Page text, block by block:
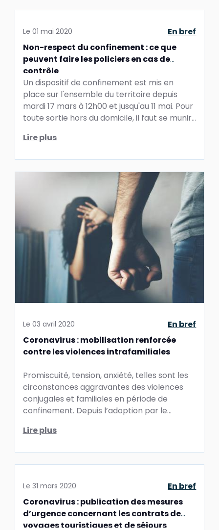
Le 01 mai 2020
En bref
Non-respect du confinement : ce que
peuvent faire les policiers en cas de
contrôle
Un dispositif de confinement est mis en
place sur l'ensemble du territoire depuis
mardi 17 mars à 12h00 et jusqu'au 11 mai. Pour
toute sortie hors du domicile, il faut se munir
Lire plus
Le 03 avril 2020
En bref
Coronavirus : mobilisation renforcée
contre les violences intrafamiliales
Promiscuité, tension, anxiété, telles sont les
circonstances aggravantes des violences
conjugales et familiales en période de
confinement. Depuis l’adoption par le
Lire plus
Le 31 mars 2020
En bref
Coronavirus : publication des mesures
d’urgence concernant les contrats de
voyages touristiques et de séjours